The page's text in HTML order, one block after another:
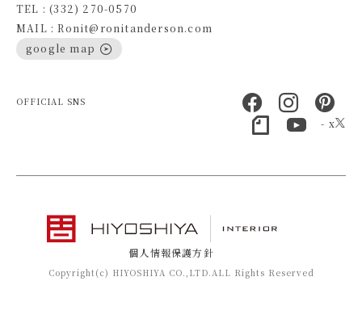
TEL : (332) 270-0570
MAIL : Ronit@ronitanderson.com
google map
OFFICIAL SNS
- x
個人情報保護方針
Copyright(c) HIYOSHIYA CO.,LTD.ALL Rights Reserved